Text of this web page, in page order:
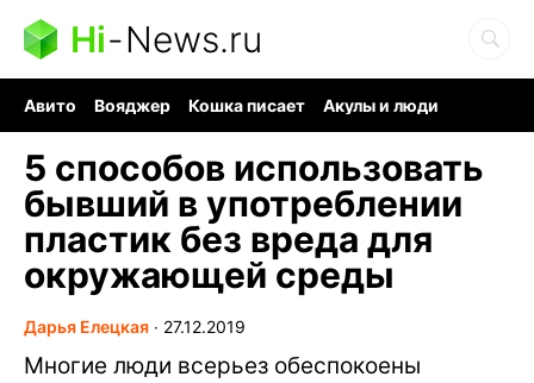
Hi-News.ru
Авито Вояджер Кошка писает
Акулы и люди
5 способов использовать
бывший в употреблении
пластик без вреда для
окружающей среды
Дарья Елецкая ∙ 27.12.2019
Многие люди всерьез обеспокоены